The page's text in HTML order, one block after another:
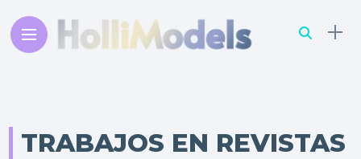
TRABAJOS EN REVISTAS